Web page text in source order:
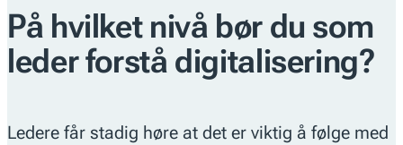
På hvilket nivå bør du som
leder forstå digitalisering?
Ledere får stadig høre at det er viktig å følge med